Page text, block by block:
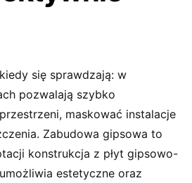
się sprawdzają: w
pozwalają szybko
maskować instalacje
Zabudowa gipsowa to
konstrukcja z płyt gipsowo-
estetyczne oraz